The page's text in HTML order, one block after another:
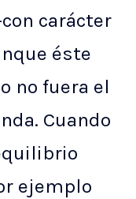
carácter
éste
no fuera el
Cuando
ejemplo